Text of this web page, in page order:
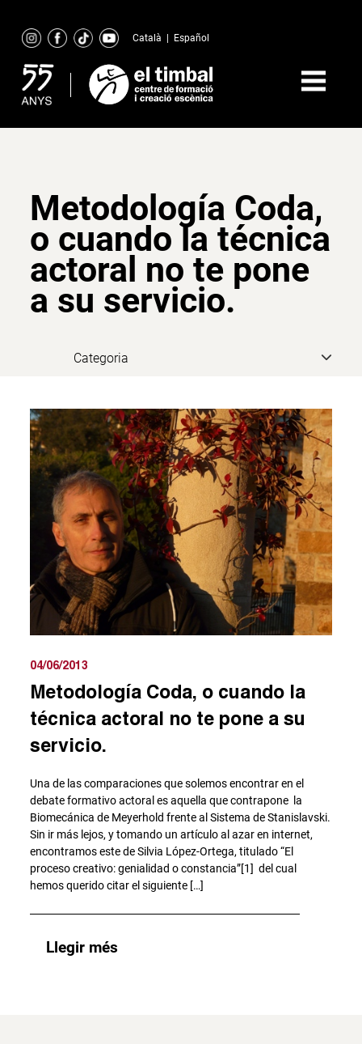
content
Català Español
Metodología Coda,
o cuando la técnica
actoral no te pone
a su servicio.
04/06/2013
Metodología Coda, o cuando la
técnica actoral no te pone a su
servicio.
Una de las comparaciones que solemos encontrar en el
debate formativo actoral es aquella que contrapone la
Biomecánica de Meyerhold frente al Sistema de Stanislavski.
Sin ir más lejos, y tomando un artículo al azar en internet,
encontramos este de Silvia López-Ortega, titulado “El
proceso creativo: genialidad o constancia”[1] del cual
hemos querido citar el siguiente […]
Llegir més